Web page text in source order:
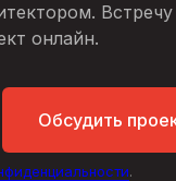
Встречу
онлайн.
Обсудить
.